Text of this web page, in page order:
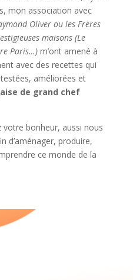
mon association avec
Oliver ou les Frères
maisons (Le
Paris…)m’ont amené à
avec des recettes qui
améliorées et
de grand chef
votre bonheur, aussi nous
d’aménager, produire,
ce monde de la